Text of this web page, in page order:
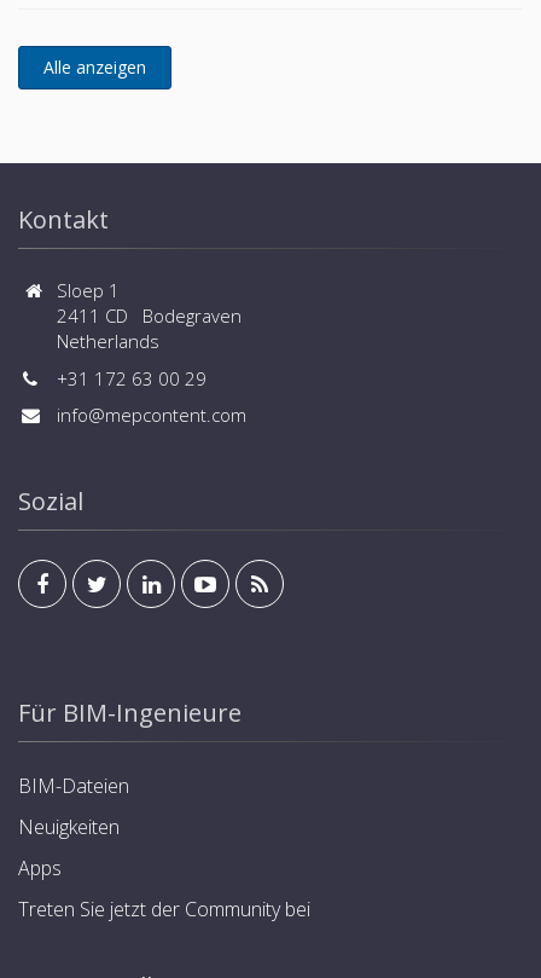
Kontakt
Sloep 1
2411 CD Bodegraven
Netherlands
+31 172 63 00 29
info@mepcontent.com
Sozial
Für BIM-Ingenieure
BIM-Dateien
Neuigkeiten
Apps
Treten Sie jetzt der Community bei